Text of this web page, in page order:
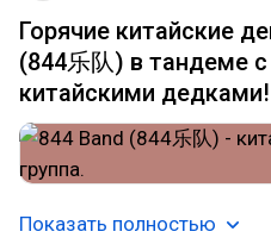
Горячие китайские
(844乐队) в тандеме
китайскими дедками!
Показать полностью